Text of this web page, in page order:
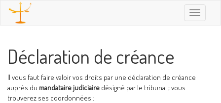
Toggle
Déclaration de créance
Il vous faut faire valoir vos droits par une déclaration de créance
auprès du mandataire judiciaire désigné par le tribunal ; vous
trouverez ses coordonnées :